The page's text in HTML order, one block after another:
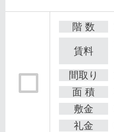
階 数
賃料
間取り
面 積
敷金
礼金